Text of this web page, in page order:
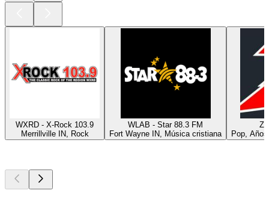
WXRD - X-Rock 103.9
Merrillville IN, Rock
WLAB - Star 88.3 FM
Fort Wayne IN, Música cristiana
Z
Pop,